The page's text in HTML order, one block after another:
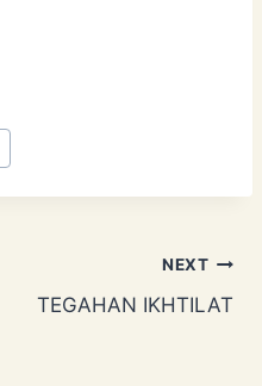
NEXT
TEGAHAN IKHTILAT